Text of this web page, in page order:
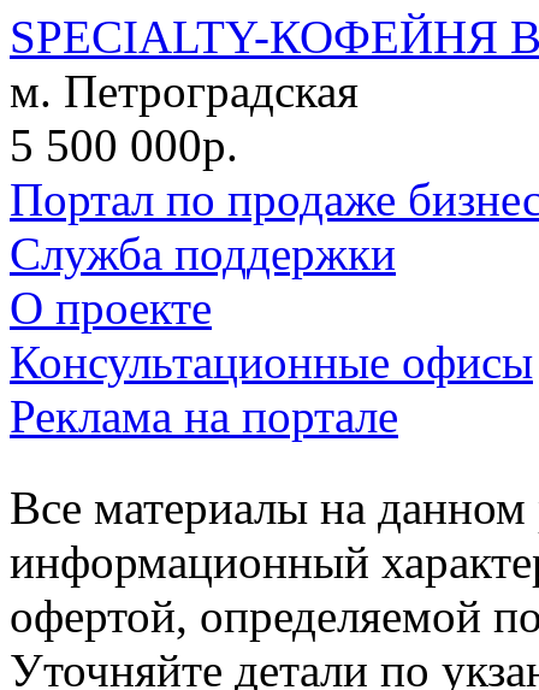
SPECIALTY-
м. Петроградская
5 500 000р.
Портал по продаже
Служба поддержки
О проекте
Консультационные офисы
Реклама на портале
Все материалы на данном
информационный
офертой, определяемой
Уточняйте детали по